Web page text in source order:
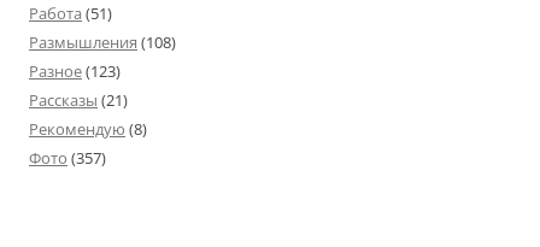
Работа (51)
Размышления (108)
Разное(123)
Рассказы (21)
Рекомендую (8)
Фото (357)